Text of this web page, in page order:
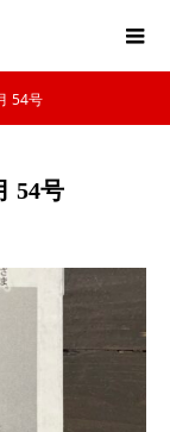
54号
54号